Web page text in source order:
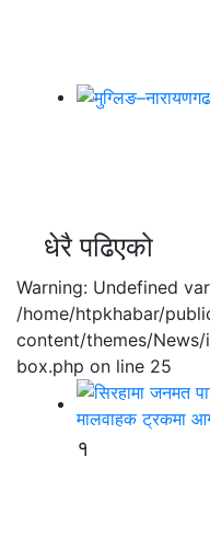
धेरै पढिएको
Warning: Undefined
/home/htpkhabar/
content/themes/
box.php on line 25
१